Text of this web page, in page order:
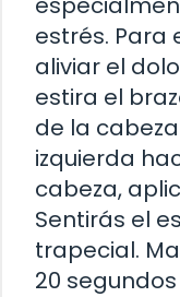
estrés. Para
aliviar el
estira el
de la
izquierda
cabeza,
Sentirás el
trapecial.
20